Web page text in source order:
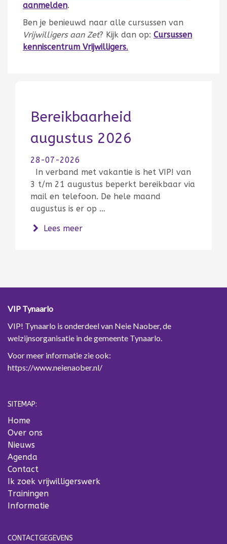
aanmelden.
Ben je benieuwd naar alle cursussen van
Vrijwilligers aan Zet? Kijk dan op: Cursussen
kenniscentrum Vrijwilligers.
Bereikbaarheid
augustus 2026
28-07-2026
In verband met vakantie is het VIP! van
3 t/m 21 augustus beperkt bereikbaar via
mail en telefoon. De hele maand
augustus is er op …
Lees meerover Bereikbaarheid augustus 2026
VIP Tynaarlo
VIP! Tynaarlo is onderdeel van Neie Naober, de
welzijnsorganisatie in de gemeente Tynaarlo.
Voor meer informatie zie ook:
https://www.neienaober.nl/
SITEMAP:
Home
Over ons
Nieuws
Agenda
Contact
Ik zoek vrijwilligerswerk
Trainingen
Informatie
CONTACTGEGEVENS